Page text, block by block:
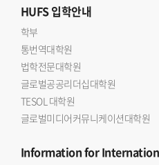
HUFS입학안내
학부
통번역대학원
법학전문대학원
글로벌공공리더십대학원
TESOL 대학원
글로벌미디어커뮤니케이션대학원
Informationfor